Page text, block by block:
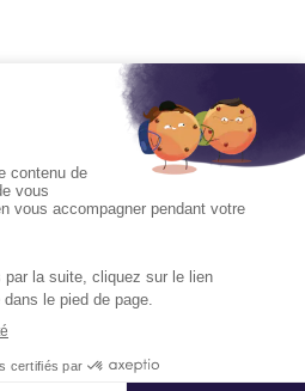
actuellement sur Kactus.
Tous droits réservés
Mentions légales